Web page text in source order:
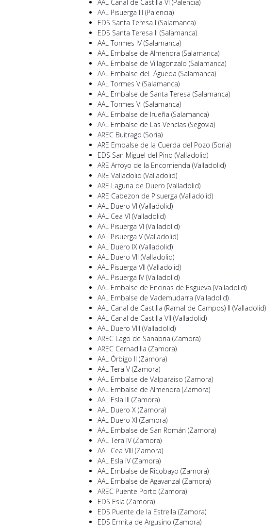
AAL Canal de Castilla VI (Palencia)
AAL Pisuerga III (Palencia)
EDS Santa Teresa I (Salamanca)
EDS Santa Teresa II (Salamanca)
AAL Tormes IV (Salamanca)
AAL Embalse de Almendra (Salamanca)
AAL Embalse de Villagonzalo (Salamanca)
AAL Embalse del Águeda (Salamanca)
AAL Tormes V (Salamanca)
AAL Embalse de Santa Teresa (Salamanca)
AAL Tormes VI (Salamanca)
AAL Embalse de Irueña (Salamanca)
AAL Embalse de Las Vencías (Segovia)
AREC Buitrago (Soria)
ARE Embalse de la Cuerda del Pozo (Soria)
EDS San Miguel del Pino (Valladolid)
ARE Arroyo de la Encomienda (Valladolid)
ARE Valladolid (Valladolid)
ARE Laguna de Duero (Valladolid)
ARE Cabezon de Pisuerga (Valladolid)
AAL Duero VI (Valladolid)
AAL Cea VI (Valladolid)
AAL Pisuerga VI (Valladolid)
AAL Pisuerga V (Valladolid)
AAL Duero IX (Valladolid)
AAL Duero VII (Valladolid)
AAL Pisuerga VII (Valladolid)
AAL Pisuerga IV (Valladolid)
AAL Embalse de Encinas de Esgueva (Valladolid)
AAL Embalse de Vademudarra (Valladolid)
AAL Canal de Castilla (Ramal de Campos) II (Valladolid)
AAL Canal de Castilla VII (Valladolid)
AAL Duero VIII (Valladolid)
AREC Lago de Sanabria (Zamora)
AREC Cernadilla (Zamora)
AAL Órbigo II (Zamora)
AAL Tera V (Zamora)
AAL Embalse de Valparaiso (Zamora)
AAL Embalse de Almendra (Zamora)
AAL Esla III (Zamora)
AAL Duero X (Zamora)
AAL Duero XI (Zamora)
AAL Embalse de San Román (Zamora)
AAL Tera IV (Zamora)
AAL Cea VIII (Zamora)
AAL Esla IV (Zamora)
AAL Embalse de Ricobayo (Zamora)
AAL Embalse de Agavanzal (Zamora)
AREC Puente Porto (Zamora)
EDS Esla (Zamora)
EDS Puente de la Estrella (Zamora)
EDS Ermita de Argusino (Zamora)